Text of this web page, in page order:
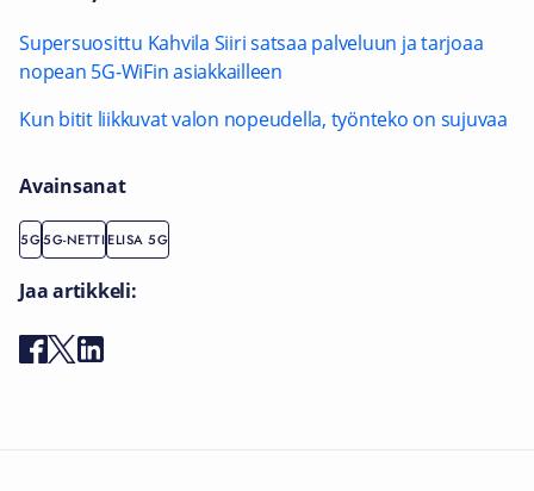
Supersuosittu Kahvila Siiri satsaa palveluun ja tarjoaa
nopean 5G-WiFin asiakkailleen
Kun bitit liikkuvat valon nopeudella, työnteko on sujuvaa
Avainsanat
5G5G-NETTIELISA 5G
Jaa artikkeli: